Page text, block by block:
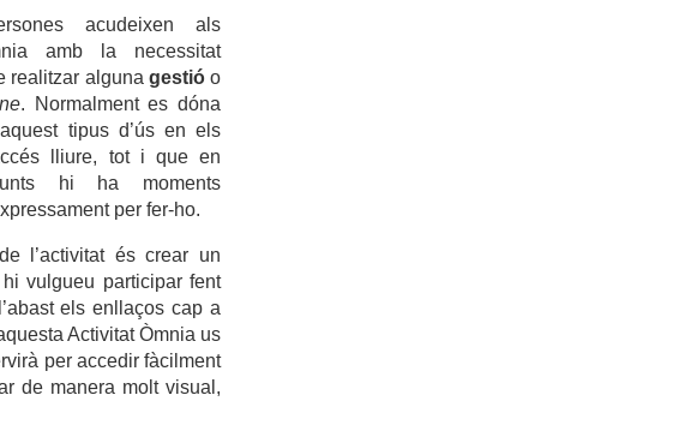
acudeixen als
amb la necessitat
realitzar alguna gestióo
. Normalment es dóna
tipus d’ús en els
lliure, tot i que en
hi ha moments
per fer-ho.
de l’activitat és crear un
vulgueu participar fent
els enllaços cap a
Activitat Òmnia us
per accedir fàcilment
de manera molt visual,